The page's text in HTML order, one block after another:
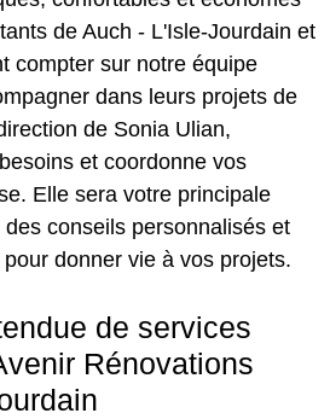
de Auch - L'Isle-Jourdain et
compter sur notre équipe
dans leurs projets de
de Sonia Ulian,
et coordonne vos
Elle sera votre principale
conseils personnalisés et
donner vie à vos projets.
de services
Rénovations